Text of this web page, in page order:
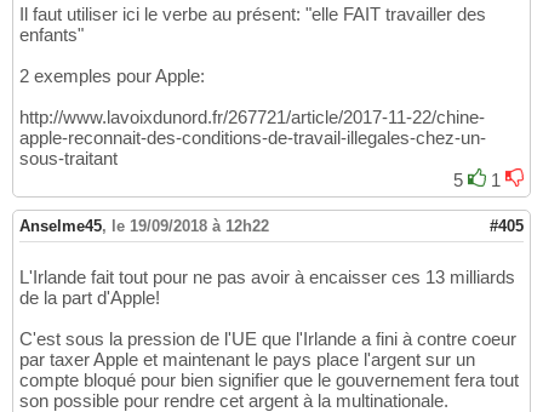
Il faut utiliser ici le verbe au présent: "elle FAIT travailler des
enfants"
2 exemples pour Apple:
http://www.lavoixdunord.fr/267721/article/2017-11-22/chine-
apple-reconnait-des-conditions-de-travail-illegales-chez-un-
sous-traitant
5
1
Anselme45, le 19/09/2018 à 12h22 #405
L'Irlande fait tout pour ne pas avoir à encaisser ces 13 milliards
de la part d'Apple!
C'est sous la pression de l'UE que l'Irlande a fini à contre coeur
par taxer Apple et maintenant le pays place l'argent sur un
compte bloqué pour bien signifier que le gouvernement fera tout
son possible pour rendre cet argent à la multinationale.